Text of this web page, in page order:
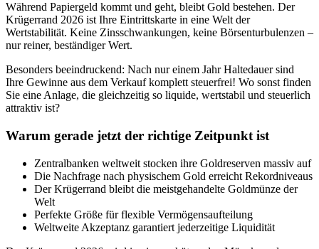
Während Papiergeld kommt und geht, bleibt Gold bestehen. Der
Krügerrand 2026 ist Ihre Eintrittskarte in eine Welt der
Wertstabilität. Keine Zinsschwankungen, keine Börsenturbulenzen –
nur reiner, beständiger Wert.
Besonders beeindruckend: Nach nur einem Jahr Haltedauer sind
Ihre Gewinne aus dem Verkauf komplett steuerfrei! Wo sonst finden
Sie eine Anlage, die gleichzeitig so liquide, wertstabil und steuerlich
attraktiv ist?
Warum gerade jetzt der richtige Zeitpunkt ist
Zentralbanken weltweit stocken ihre Goldreserven massiv auf
Die Nachfrage nach physischem Gold erreicht Rekordniveaus
Der Krügerrand bleibt die meistgehandelte Goldmünze der
Welt
Perfekte Größe für flexible Vermögensaufteilung
Weltweite Akzeptanz garantiert jederzeitige Liquidität